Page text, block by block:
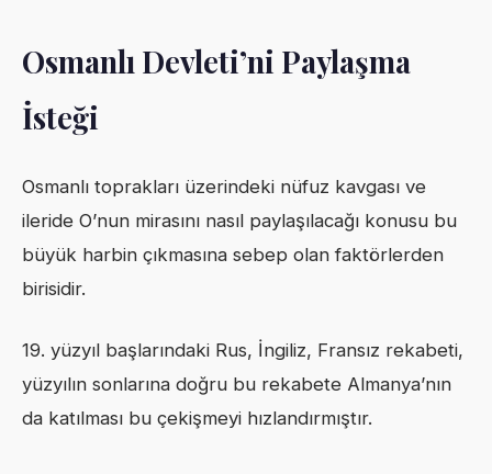
Osmanlı Devleti’ni Paylaşma
İsteği
Osmanlı toprakları üzerindeki nüfuz kavgası ve
ileride O’nun mirasını nasıl paylaşılacağı konusu bu
büyük harbin çıkmasına sebep olan faktörlerden
birisidir.
19. yüzyıl başlarındaki Rus, İngiliz, Fransız rekabeti,
yüzyılın sonlarına doğru bu rekabete Almanya’nın
da katılması bu çekişmeyi hızlandırmıştır.